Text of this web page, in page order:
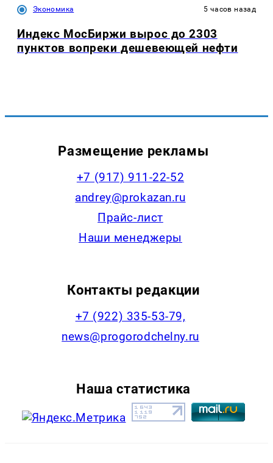
Экономика 5 часов назад
Индекс МосБиржи вырос до 2303
пунктов вопреки дешевеющей нефти
Размещение рекламы
+7 (917) 911-22-52
andrey@prokazan.ru
Прайс-лист
Наши менеджеры
Контакты редакции
+7 (922) 335-53-79,
news@progorodchelny.ru
Наша статистика